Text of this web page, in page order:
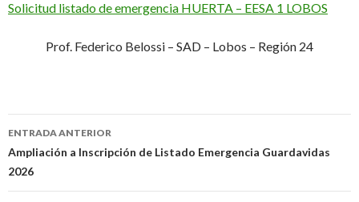
Solicitud listado de emergencia HUERTA – EESA 1 LOBOS
Prof. Federico Belossi – SAD – Lobos – Región 24
Navegación
de
entradas
ENTRADA ANTERIOR
Ampliación a Inscripción de Listado Emergencia Guardavidas
2026